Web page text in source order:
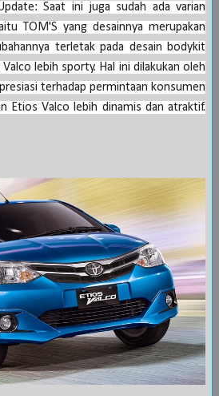
Saat ini juga sudah ada varian
TOM'S yang desainnya merupakan
terletak pada desain bodykit
lebih sporty. Hal ini dilakukan oleh
terhadap permintaan konsumen
Etios Valco lebih dinamis dan atraktif.